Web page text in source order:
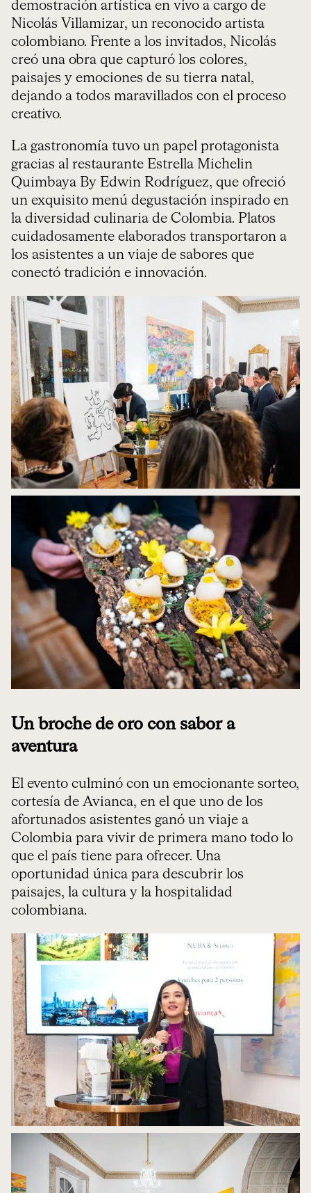
demostración artística en vivo a cargo de
Nicolás Villamizar, un reconocido artista
colombiano. Frente a los invitados, Nicolás
creó una obra que capturó los colores,
paisajes y emociones de su tierra natal,
dejando a todos maravillados con el proceso
creativo.
La gastronomía tuvo un papel protagonista
gracias al restaurante Estrella Michelin
Quimbaya By Edwin Rodríguez, que ofreció
un exquisito menú degustación inspirado en
la diversidad culinaria de Colombia. Platos
cuidadosamente elaborados transportaron a
los asistentes a un viaje de sabores que
conectó tradición e innovación.
Un broche de oro con sabor a
aventura
El evento culminó con un emocionante sorteo,
cortesía de Avianca, en el que uno de los
afortunados asistentes ganó un viaje a
Colombia para vivir de primera mano todo lo
que el país tiene para ofrecer. Una
oportunidad única para descubrir los
paisajes, la cultura y la hospitalidad
colombiana.